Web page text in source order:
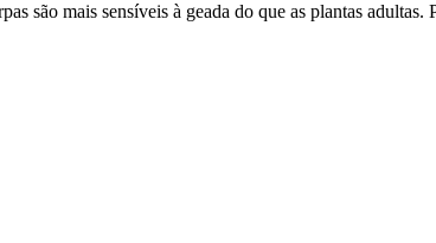
são mais sensíveis à geada do que as plantas